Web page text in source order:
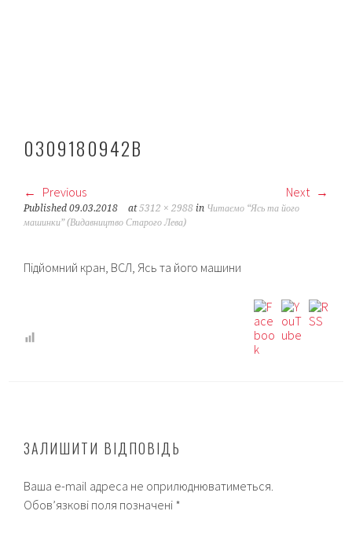
0309180942B
Previous Next
Published09.03.2018 at5312 × 2988 in Читаємо “Ясь та його
машинки” (Видавництво Старого Лева)
Підйомний кран, ВСЛ, Ясь та його машини
ЗАЛИШИТИ ВІДПОВІДЬ
Ваша e-mail адреса не оприлюднюватиметься.
Обов’язкові поля позначені *